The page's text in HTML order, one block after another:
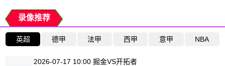
录像推荐
英超 德甲 法甲 西甲 意甲 NBA
2026-07-17 10:00 掘金VS开拓者